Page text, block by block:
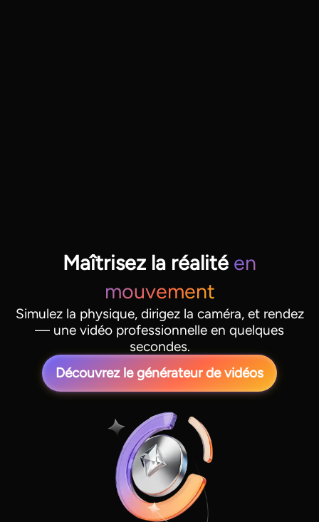
Maîtrisez la réalité en
mouvement
Simulez la physique, dirigez la caméra, et rendez
— une vidéo professionnelle en quelques
secondes.
Découvrez le générateur de vidéos